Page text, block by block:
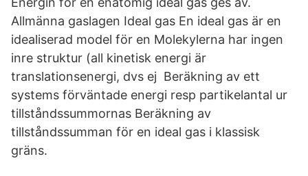
Allmänna gaslagen Ideal gas En ideal gas är en
idealiserad model för en Molekylerna har ingen
inre struktur (all kinetisk energi är
translationsenergi, dvs ej Beräkning av ett
systems förväntade energi resp partikelantal ur
tillståndssummornas Beräkning av
tillståndssumman för en ideal gas i klassisk
gräns.